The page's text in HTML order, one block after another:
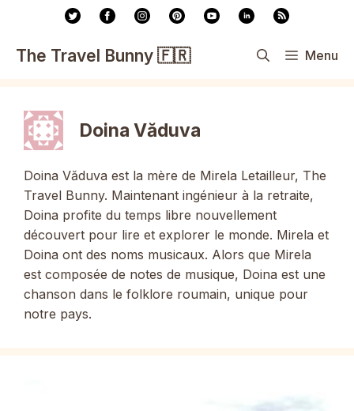
contenu
The Travel Bunny 🇫🇷 Menu
Doina Văduva
Doina Văduva est la mère de Mirela Letailleur, The
Travel Bunny. Maintenant ingénieur à la retraite,
Doina profite du temps libre nouvellement
découvert pour lire et explorer le monde. Mirela et
Doina ont des noms musicaux. Alors que Mirela
est composée de notes de musique, Doina est une
chanson dans le folklore roumain, unique pour
notre pays.